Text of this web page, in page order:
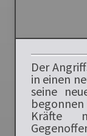
Der
in einen
seine
Kräfte